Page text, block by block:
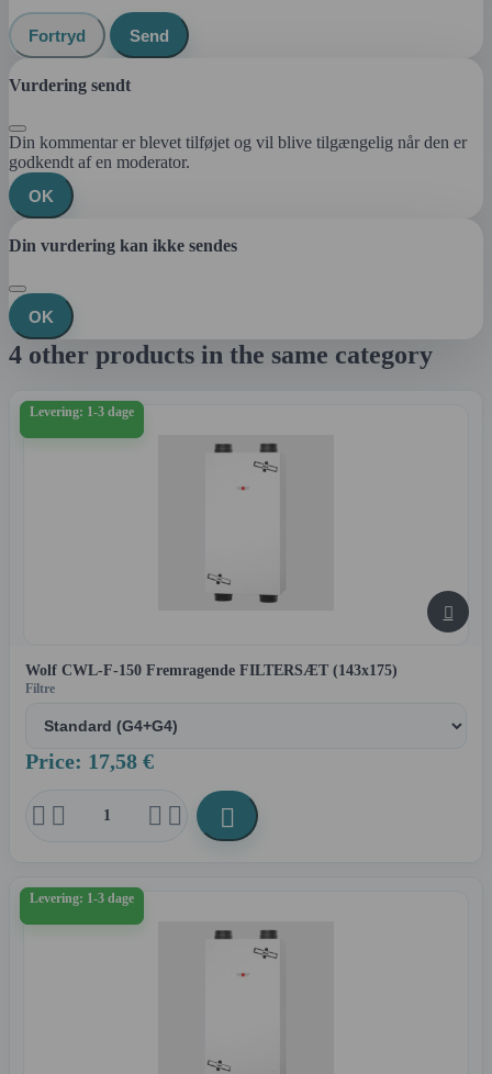
Fortryd Send
Vurdering sendt
Din kommentar er blevet tilføjet og vil blive tilgængelig når den er
godkendt af en moderator.
OK
Din vurdering kan ikke sendes
OK
4 other products in the same category
Levering: 1-3 dage

Wolf CWL-F-150 Fremragende FILTERSÆT (143x175)
Filtre
Price: 17,58 €
    
Levering: 1-3 dage